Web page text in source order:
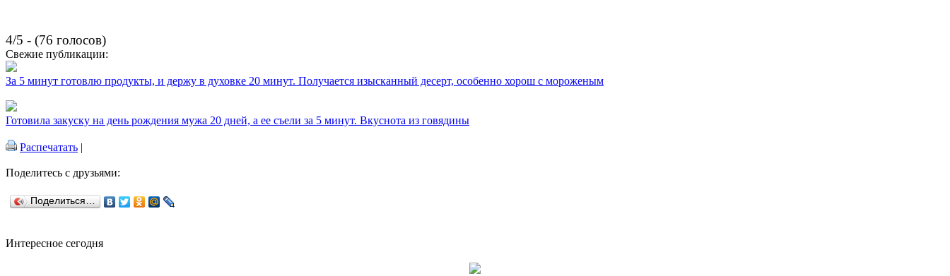
4/5 - (76 голосов)
Свежие публикации:
За 5 минут готовлю продукты, и держу в духовке 20 минут. Получается изысканный десерт, особенно хорош с мороженым
Готовила закуску на день рождения мужа 20 дней, а ее съели за 5 минут. Вкуснота из говядины
Распечатать |
Поделитесь с друзьями:
Поделиться…
Интересное сегодня